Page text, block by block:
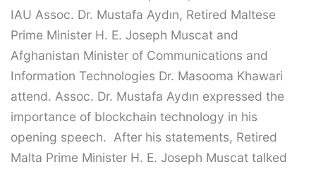
IAU Assoc. Dr. Mustafa Aydın, Retired Maltese
Prime Minister H. E. Joseph Muscat and
Afghanistan Minister of Communications and
Information Technologies Dr. Masooma Khawari
attend. Assoc. Dr. Mustafa Aydın expressed the
importance of blockchain technology in his
opening speech. After his statements, Retired
Malta Prime Minister H. E. Joseph Muscat talked